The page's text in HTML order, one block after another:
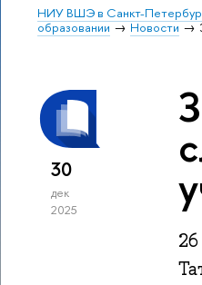
НИУ ВШЭ в Санкт-
образовании
Новости
30
дек
2025